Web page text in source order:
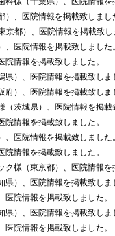
）、医院情報を掲載致しまし
京都）、医院情報を掲載致
、医院情報を掲載致しました
情報を掲載致しました。
県）、医院情報を掲載致しま
府）、医院情報を掲載致しま
（茨城県）、医院情報を掲載
情報を掲載致しました。
、医院情報を掲載致しました
情報を掲載致しました。
ク様（東京都）、医院情報
県）、医院情報を掲載致しま
院情報を掲載致しました。
県）、医院情報を掲載致しま
院情報を掲載致しました。